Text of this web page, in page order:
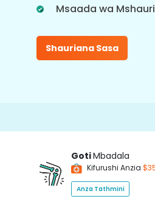
Msaada wa
Shauriana Sasa
GotiMbadala
Kifurushi Anzia
Anza Tathmini